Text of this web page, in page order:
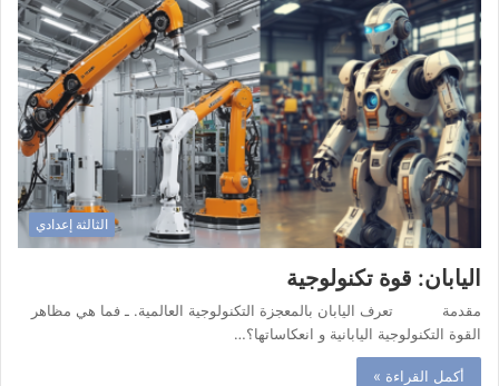
الثالثة إعدادي
اليابان: قوة تكنولوجية
مقدمة تعرف اليابان بالمعجزة التكنولوجية العالمية. ـ فما هي مظاهر
القوة التكنولوجية اليابانية و انعكاساتها؟…
أكمل القراءة »